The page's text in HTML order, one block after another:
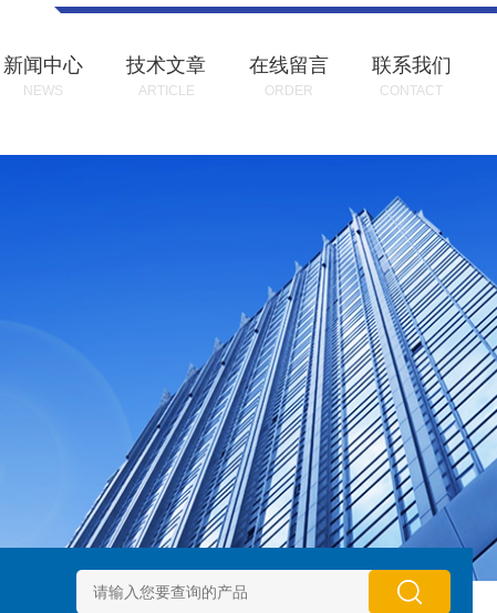
新闻中心
NEWS
技术文章
ARTICLE
在线留言
ORDER
联系我们
CONTACT
动执行器型号GTXB 127_GTXB 160 意大利GT气动执行器